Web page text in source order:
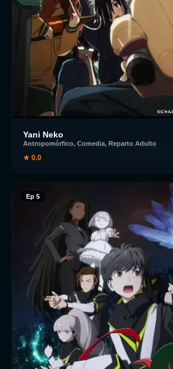
Yani Neko
Antropomórfico, Comedia, Reparto Adulto
★ 0.0
Ep 5